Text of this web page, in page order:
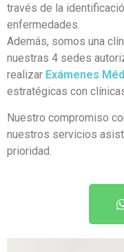
través de la
enfermedades.
Además, somos una
nuestras 4 sedes
realizar Exámenes
estratégicas con
Nuestro compromiso
nuestros servicios
prioridad.